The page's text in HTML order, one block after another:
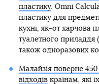
пластику. Omni
пластику для
кухні, як-от харчова
туалетного приладдя
також одноразових
Малайзія поверне
відходівкраїнам, які